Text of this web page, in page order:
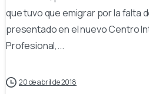
que tuvo que emigrar por la falta
presentado en el nuevo Centro
Profesional,...
20 de abril de 2018